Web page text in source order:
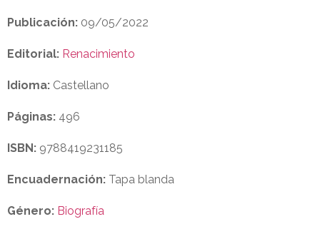
Publicación: 09/05/2022
Editorial: Renacimiento
Idioma: Castellano
Páginas: 496
ISBN: 9788419231185
Encuadernación: Tapa blanda
Género: Biografía